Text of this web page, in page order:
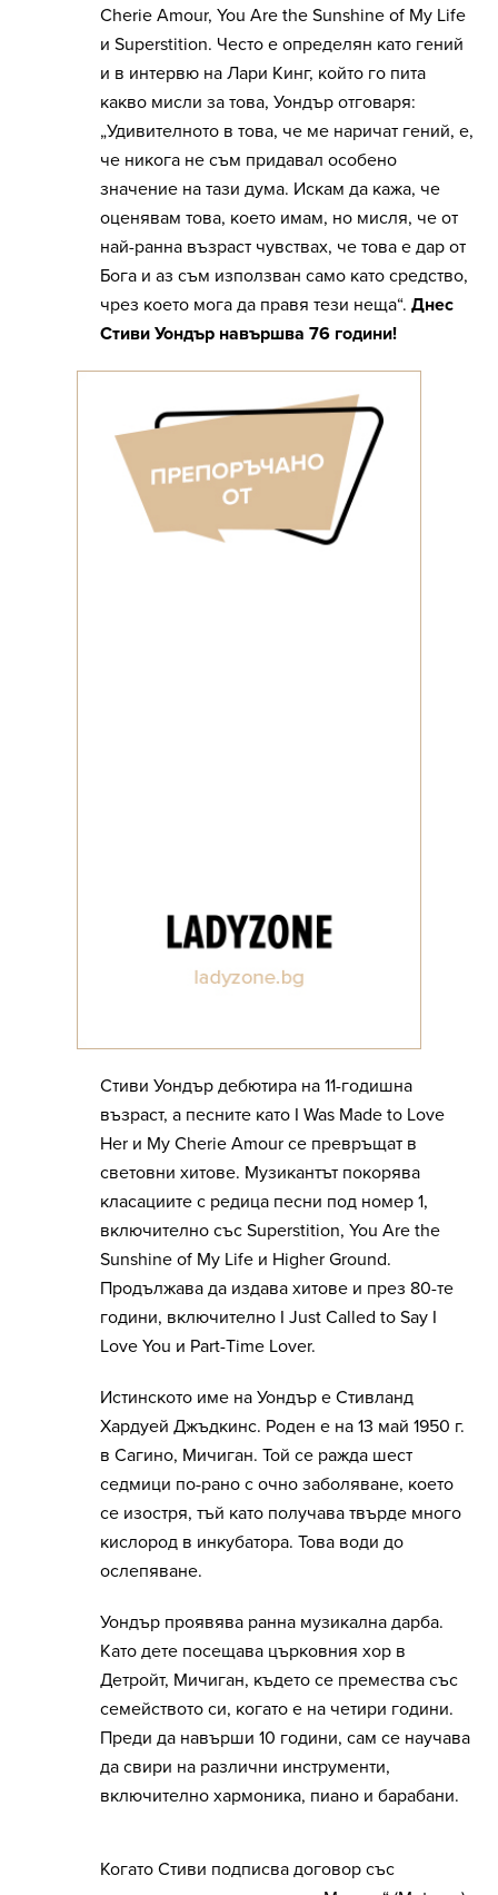
Cherie Amour, You Are the Sunshine of My Life
и Superstition. Често е определян като гений
и в интервю на Лари Кинг, който го пита
какво мисли за това, Уондър отговаря:
„Удивителното в това, че ме наричат гений, е,
че никога не съм придавал особено
значение на тази дума. Искам да кажа, че
оценявам това, което имам, но мисля, че от
най-ранна възраст чувствах, че това е дар от
Бога и аз съм използван само като средство,
чрез което мога да правя тези неща“. Днес
Стиви Уондър навършва 76 години!
Стиви Уондър дебютира на 11-годишна
възраст, а песните като I Was Made to Love
Her и My Cherie Amour се превръщат в
световни хитове. Музикантът покорява
класациите с редица песни под номер 1,
включително със Superstition, You Are the
Sunshine of My Life и Higher Ground.
Продължава да издава хитове и през 80-те
години, включително I Just Called to Say I
Love You и Part-Time Lover.
Истинското име на Уондър е Стивланд
Хардуей Джъдкинс. Роден е на 13 май 1950 г.
в Сагино, Мичиган. Той се ражда шест
седмици по-рано с очно заболяване, което
се изостря, тъй като получава твърде много
кислород в инкубатора. Това води до
ослепяване.
Уондър проявява ранна музикална дарба.
Като дете посещава църковния хор в
Детройт, Мичиган, където се премества със
семейството си, когато е на четири години.
Преди да навърши 10 години, сам се научава
да свири на различни инструменти,
включително хармоника, пиано и барабани.
Когато Стиви подписва договор със